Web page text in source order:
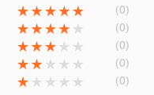
(*)
★(*)
★(*)
★(*)
★(*)
★ (0)
(*)
★(*)
★(*)
★(*)
★ ( )
★ (0)
(*)
★(*)
★(*)
★ ( )
★ ( )
★ (0)
(*)
★(*)
★ ( )
★ ( )
★ ( )
★ (0)
(*)
★ ( )
★ ( )
★ ( )
★ ( )
★ (0)